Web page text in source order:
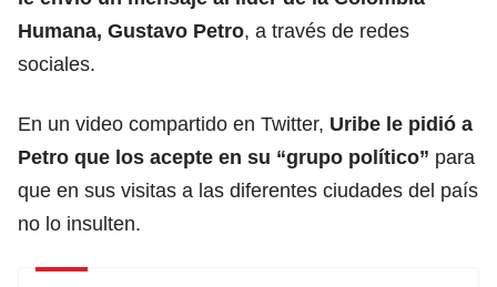
Humana, Gustavo Petro, a través de redes
sociales.
En un video compartido en Twitter, Uribe le pidió a
Petro que los acepte en su “grupo político” para
que en sus visitas a las diferentes ciudades del país
no lo insulten.